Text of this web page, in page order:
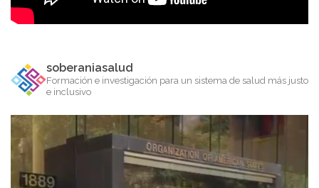
soberaniasalud
Formación e investigación para un sistema de salud más justo
e inclusivo